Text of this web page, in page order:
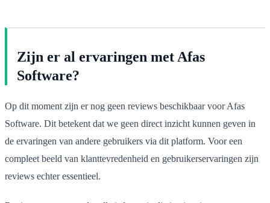
Zijn er al ervaringen met Afas
Software?
Op dit moment zijn er nog geen reviews beschikbaar voor Afas
Software. Dit betekent dat we geen direct inzicht kunnen geven in
de ervaringen van andere gebruikers via dit platform. Voor een
compleet beeld van klanttevredenheid en gebruikerservaringen zijn
reviews echter essentieel.